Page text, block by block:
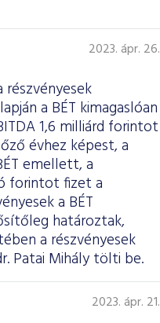
2023. ápr. 26.
a BÉT kimagaslóan
1,6 milliárd forintot
évhez képest, a
emellett, a
forintot fizet a
a BÉT
határoztak,
a részvényesek
Patai Mihály tölti be.
2023. ápr. 21.